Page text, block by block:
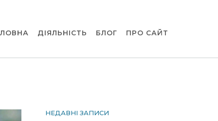
ДІЯЛЬНІСТЬ БЛОГ ПРО САЙТ
НЕДАВНІ ЗАПИСИ